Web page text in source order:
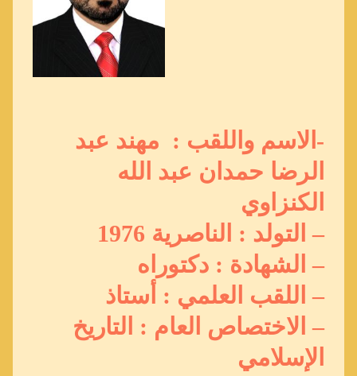
-الاسم واللقب : مهند عبد
الرضا حمدان عبد الله
الكنزاوي
– التولد : الناصرية 1976
– الشهادة : دكتوراه
– اللقب العلمي : أستاذ
– الاختصاص العام : التاريخ
الإسلامي